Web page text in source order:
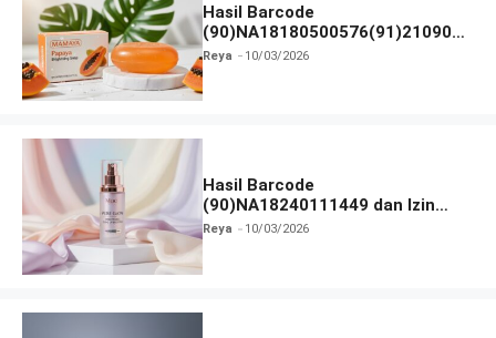
Hasil Barcode
(90)NA18180500576(91)210906
dan Izin BPOM
Reya 10/03/2026
Hasil Barcode
(90)NA18240111449 dan Izin
BPOM
Reya 10/03/2026